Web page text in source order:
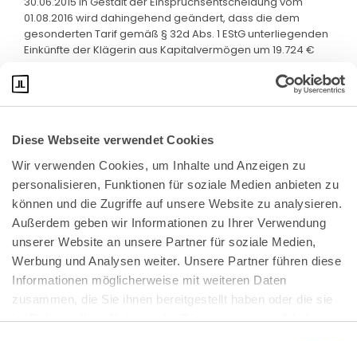
Diese Webseite verwendet Cookies
Wir verwenden Cookies, um Inhalte und Anzeigen zu
personalisieren, Funktionen für soziale Medien anbieten zu
können und die Zugriffe auf unsere Website zu analysieren.
Außerdem geben wir Informationen zu Ihrer Verwendung
unserer Website an unsere Partner für soziale Medien,
Werbung und Analysen weiter. Unsere Partner führen diese
Informationen möglicherweise mit weiteren Daten
zusammen, die Sie ihnen bereitgestellt haben oder die sie
im Rahmen Ihrer Nutzung der Dienste gesammelt haben.
01.08.2016 wird dahingehend geändert, dass die dem
gesonderten Tarif gemäß § 32d Abs. 1 EStG unterliegenden
Einkünfte der Klägerin aus Kapitalvermögen um 19.724 €
Bundeskanzlerplatz 2
53113 Bonn
Pressemitteilungen|AGB
Impressum|Datenschutz